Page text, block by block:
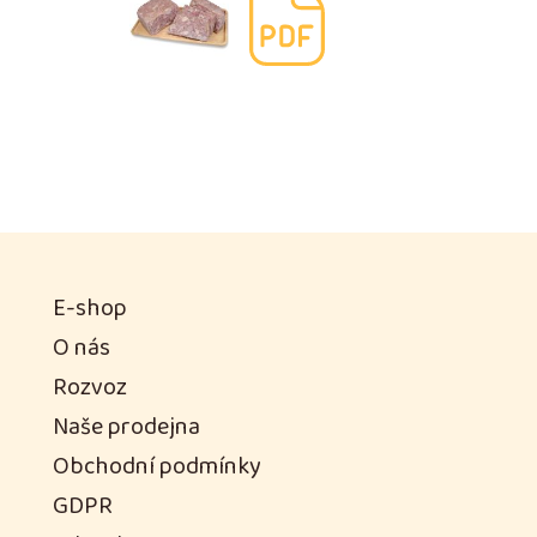
E-shop
O nás
Rozvoz
Naše prodejna
Obchodní podmínky
GDPR